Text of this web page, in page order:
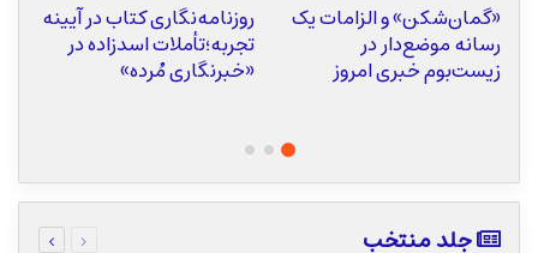
«گمان‌شکن» و الزامات یک
رسانه موضع‌دار در
زیست‌بوم خبری امروز
روزنامه‌نگاری کتاب در آیینه
تجربه؛تأملات اسدزاده در
«خبرنگاری مُرده»
جلد منتخب
صفحه